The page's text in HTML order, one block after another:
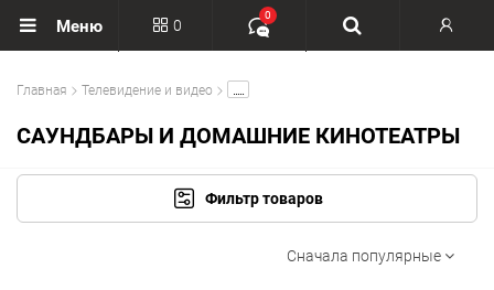
Меню 0
0
Главная Телевидение и видео
САУНДБАРЫ И ДОМАШНИЕ КИНОТЕАТРЫ
Фильтр товаров
Сначала популярные